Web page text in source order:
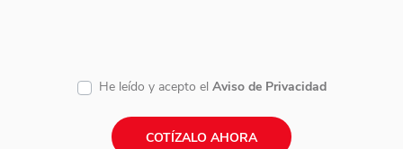
He leído y acepto el Aviso de Privacidad
COTÍZALO AHORA